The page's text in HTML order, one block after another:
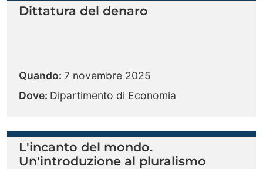
Dittatura del denaro
Quando: 7 novembre 2025
Dove: Dipartimento di Economia
L'incanto del mondo.
Un'introduzione al pluralismo